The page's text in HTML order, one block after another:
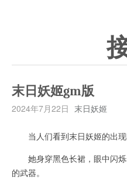
末日妖姬gm版
2024年7月22日 末日妖姬
当人们看到末日妖姬的出现
她身穿黑色长裙，眼中闪烁
的武器。